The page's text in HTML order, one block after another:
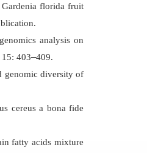
Gardenia florida fruit
analysis on
15: 403–409.
genomic diversity of
cereusa bona fide
fatty acids mixture